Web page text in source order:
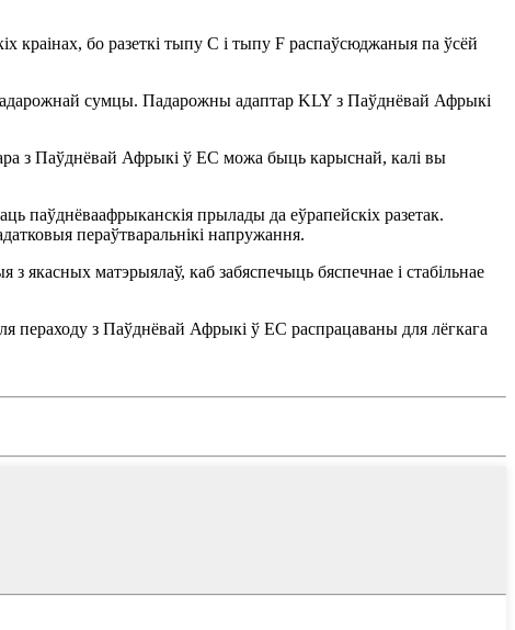
краінах, бо разеткі тыпу C і тыпу F распаўсюджаныя па ўсёй
сумцы. Падарожны адаптар KLY з Паўднёвай Афрыкі
з Паўднёвай Афрыкі ў ЕС можа быць карыснай, калі вы
паўднёваафрыканскія прылады да еўрапейскіх разетак.
пераўтваральнікі напружання.
матэрыялаў, каб забяспечыць бяспечнае і стабільнае
пераходу з Паўднёвай Афрыкі ў ЕС распрацаваны для лёгкага